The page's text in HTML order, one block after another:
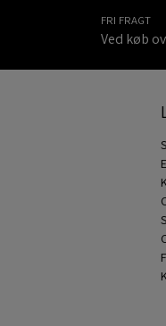
FRI FRAGT
Ved køb